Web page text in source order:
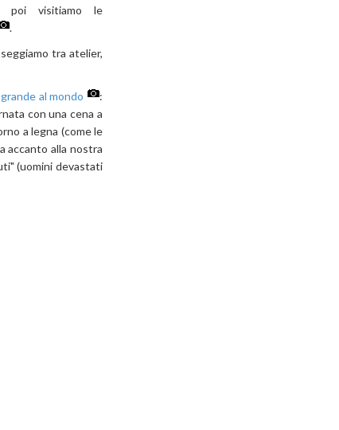
poi visitiamo le
.
tra atelier,
al mondo
:
con una cena a
a legna (come le
accanto alla nostra
(uomini devastati